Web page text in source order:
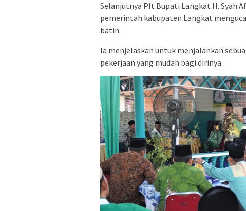
Selanjutnya Plt Bupati Langkat H. Syah
pemerintah kabupaten Langkat
batin.
Ia menjelaskan untuk menjalankan
pekerjaan yang mudah bagi dirinya.